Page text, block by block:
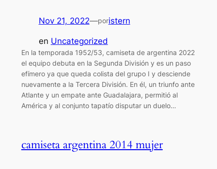
Nov 21, 2022—poristern
en Uncategorized
En la temporada 1952/53, camiseta de argentina 2022
el equipo debuta en la Segunda División y es un paso
efímero ya que queda colista del grupo I y desciende
nuevamente a la Tercera División. En él, un triunfo ante
Atlante y un empate ante Guadalajara, permitió al
América y al conjunto tapatío disputar un duelo…
camiseta argentina 2014 mujer